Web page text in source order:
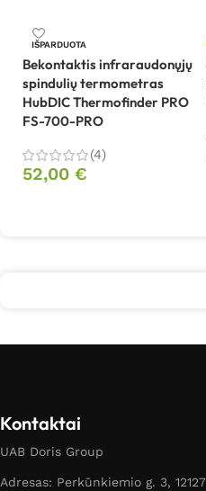
IŠPARDUOTA
Bekontaktis infraraudonųjų
spindulių termometras
HubDIC Thermofinder PRO
FS-700-PRO
(4)
52,00 €
Kontaktai
UAB Doris Group
Adresas: Perkūnkiemio g. 3, 12127